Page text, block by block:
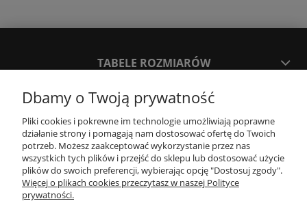
TABELE ROZMIARÓW
SPOSOBY PŁATNOŚCI ORAZ CZAS I KOSZTY DOSTAWY
DOSTAWY
KONTAKT
Dbamy o Twoją prywatność
Pliki cookies i pokrewne im technologie umożliwiają poprawne
działanie strony i pomagają nam dostosować ofertę do Twoich
potrzeb. Możesz zaakceptować wykorzystanie przez nas
wszystkich tych plików i przejść do sklepu lub dostosować użycie
plików do swoich preferencji, wybierając opcję "Dostosuj zgody".
Więcej o plikach cookies przeczytasz w naszej Polityce
prywatności.